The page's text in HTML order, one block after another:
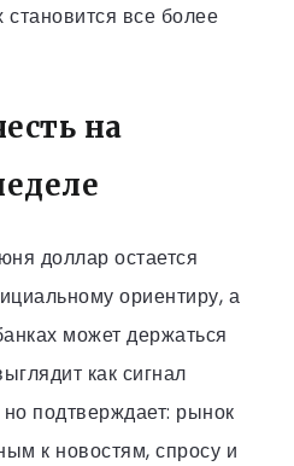
все более
на
доллар остается
ориентиру, а
может держаться
как сигнал
подтверждает: рынок
к новостям, спросу и